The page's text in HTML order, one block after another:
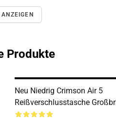
Produkte
Neu Niedrig Crimson Air 5
Reißverschlusstasche